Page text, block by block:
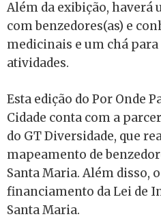
Além da exibição, haverá
com benzedores(as) e
medicinais e um chá
atividades.
Esta edição do Por Onde
Cidade conta com a
do GT Diversidade, que
mapeamento de
Santa Maria. Além disso,
financiamento da Lei de
Santa Maria.